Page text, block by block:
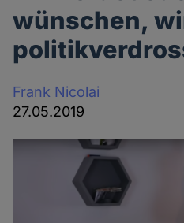
wünschen,
Frank Nicolai
27.05.2019